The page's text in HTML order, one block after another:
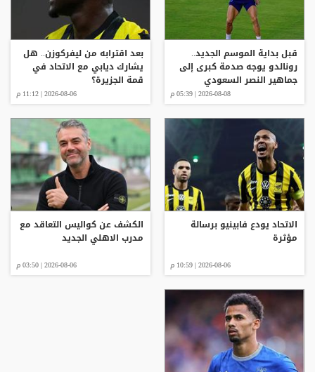
قبل بداية الموسم الجديد..
رونالدو يوجه صدمة كبرى إلى
جماهير النصر السعودي
2026-08-08 | 05:39 م
بعد اقترابه من ليفركوزن.. هل
يشارك ديابي مع الاتحاد في
قمة الجزيرة؟
2026-08-06 | 11:12 م
الاتحاد يودع فابينيو برسالة
مؤثرة
2026-08-06 | 10:59 م
الكشف عن كواليس التعاقد مع
مدرب الاهلي الجديد
2026-08-06 | 03:50 م